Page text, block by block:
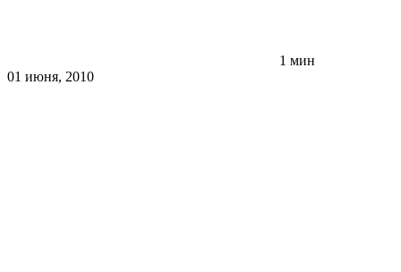
1 мин
01 июня, 2010